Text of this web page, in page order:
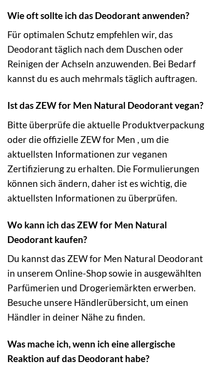
Wie oft sollte ich das Deodorant anwenden?
Für optimalen Schutz empfehlen wir, das
Deodorant täglich nach dem Duschen oder
Reinigen der Achseln anzuwenden. Bei Bedarf
kannst du es auch mehrmals täglich auftragen.
Ist das ZEW for Men Natural Deodorant vegan?
Bitte überprüfe die aktuelle Produktverpackung
oder die offizielle ZEW for Men , um die
aktuellsten Informationen zur veganen
Zertifizierung zu erhalten. Die Formulierungen
können sich ändern, daher ist es wichtig, die
aktuellsten Informationen zu überprüfen.
Wo kann ich das ZEW for Men Natural
Deodorant kaufen?
Du kannst das ZEW for Men Natural Deodorant
in unserem Online-Shop sowie in ausgewählten
Parfümerien und Drogeriemärkten erwerben.
Besuche unsere Händlerübersicht, um einen
Händler in deiner Nähe zu finden.
Was mache ich, wenn ich eine allergische
Reaktion auf das Deodorant habe?